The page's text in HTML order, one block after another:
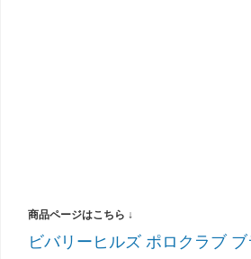
ビバリーヒルズ ポロクラブ